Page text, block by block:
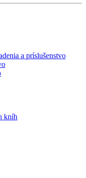
a príslušenstvo
kníh